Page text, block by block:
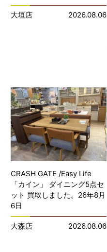
大垣店 2026.08.06
CRASH GATE /Easy Life
「カイン」 ダイニング5点セ
ット 買取しました。26年8月
6日
大森店 2026.08.06